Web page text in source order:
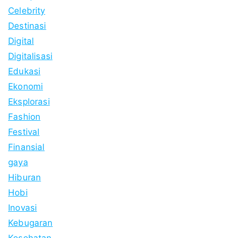
Celebrity
Destinasi
Digital
Digitalisasi
Edukasi
Ekonomi
Eksplorasi
Fashion
Festival
Finansial
gaya
Hiburan
Hobi
Inovasi
Kebugaran